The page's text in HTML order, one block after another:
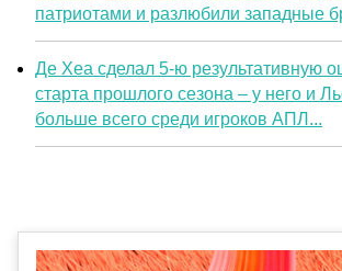
патриотами и разлюбили западные
Де Хеа сделал 5-ю результативную
старта прошлого сезона – у него и
больше всего среди игроков АПЛ...